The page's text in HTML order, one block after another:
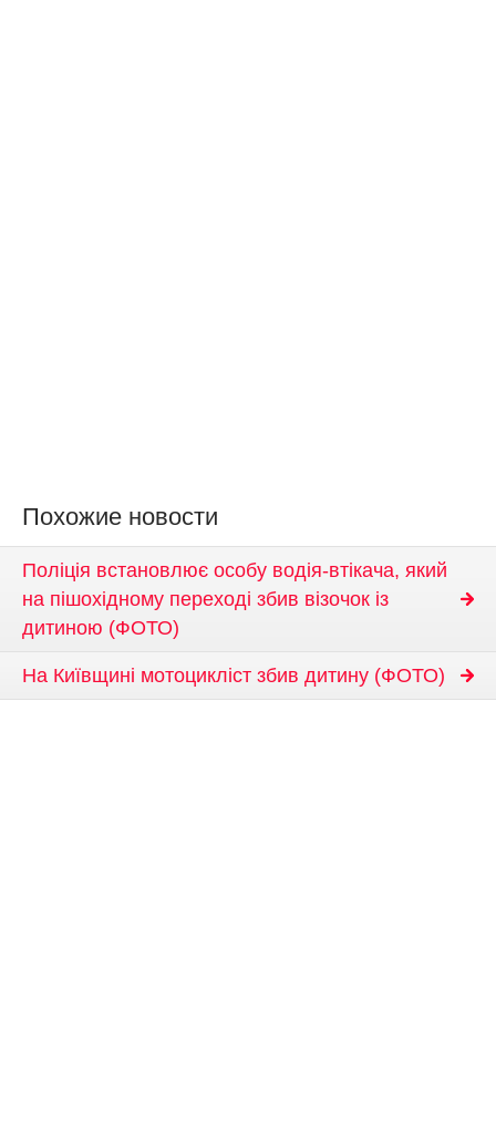
Похожие новости
Поліція встановлює особу водія-втікача, який
на пішохідному переході збив візочок із
дитиною (ФОТО)
На Київщині мотоцикліст збив дитину (ФОТО)